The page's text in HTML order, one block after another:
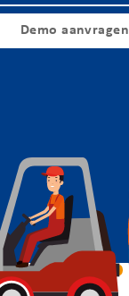
Demo aanvragen